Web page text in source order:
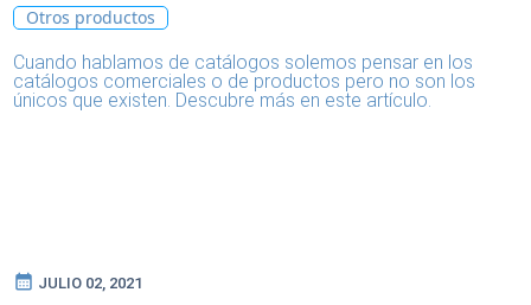
Otros productos
Cuando hablamos de catálogos solemos pensar en los
catálogos comerciales o de productos pero no son los
únicos que existen. Descubre más en este artículo.
calendar_month JULIO 02, 2021